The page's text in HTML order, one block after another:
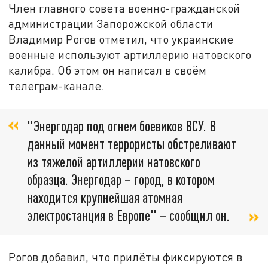
Член главного совета военно-гражданской
администрации Запорожской области
Владимир Рогов отметил, что украинские
военные используют артиллерию натовского
калибра. Об этом он написал в своём
телеграм-канале.
"Энергодар под огнем боевиков ВСУ. В
данный момент террористы обстреливают
из тяжелой артиллерии натовского
образца. Энергодар – город, в котором
находится крупнейшая атомная
электростанция в Европе" – сообщил он.
Рогов добавил, что прилёты фиксируются в